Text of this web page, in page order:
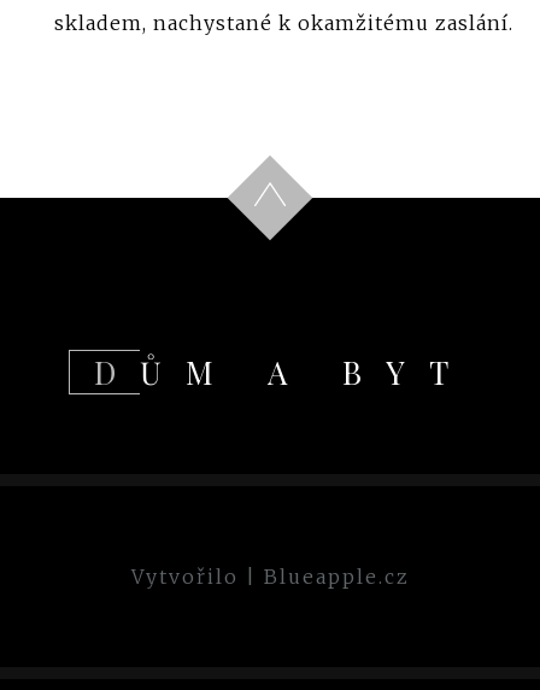
skladem, nachystané k okamžitému zaslání.
DŮM A BYT
Vytvořilo Blueapple.cz